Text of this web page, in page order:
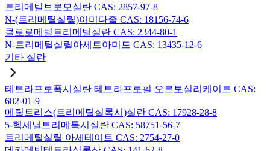
트리메틸브로모실란 CAS: 2857-97-8
N-(트리메틸실릴)이미다졸 CAS: 18156-74-6
클로로메틸트리메틸실란 CAS: 2344-80-1
N-트리메틸실릴아세트아미드 CAS: 13435-12-6
기타 실란
테트라프로폭시실란 테트라프로필 오르토실리케이트 CAS:
682-01-9
메틸트리스(트리메틸실록시)실란 CAS: 17928-28-8
5-헥세닐트리메톡시실란 CAS: 58751-56-7
트리메틸실릴 아세테이트 CAS: 2754-27-0